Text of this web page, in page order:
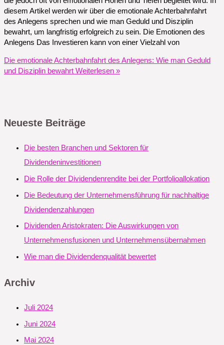
diesem Artikel werden wir über die emotionale Achterbahnfahrt
des Anlegens sprechen und wie man Geduld und Disziplin
bewahrt, um langfristig erfolgreich zu sein. Die Emotionen des
Anlegens Das Investieren kann von einer Vielzahl von
Die emotionale Achterbahnfahrt des Anlegens: Wie man Geduld
und Disziplin bewahrt Weiterlesen »
Neueste Beiträge
Die besten Branchen und Sektoren für
Dividendeninvestitionen
Die Rolle der Dividendenrendite bei der Portfolioallokation
Die Bedeutung der Unternehmensführung für nachhaltige
Dividendenzahlungen
Dividenden Aristokraten: Die Auswirkungen von
Unternehmensfusionen und Unternehmensübernahmen
Wie man die Dividendenqualität bewertet
Archiv
Juli 2024
Juni 2024
Mai 2024